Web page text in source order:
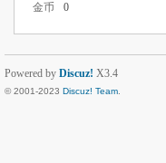
金币
0
Powered by Discuz! X3.4
© 2001-2023 Discuz! Team